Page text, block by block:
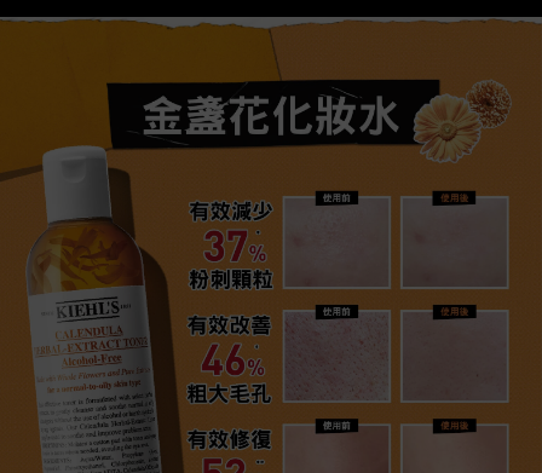
金盞花化妝水
有效減少
37%
粉刺顆粒
有效改善
46%
粗大毛孔
有效修復